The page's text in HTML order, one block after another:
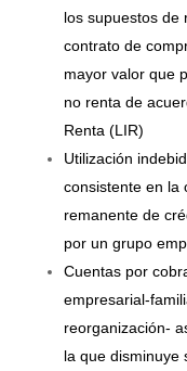
los supuestos de
contrato de
mayor valor que
no renta de
Renta (LIR)
Utilización
consistente en la
remanente de
por un grupo
Cuentas por
empresarial-
reorganización-
la que disminuye